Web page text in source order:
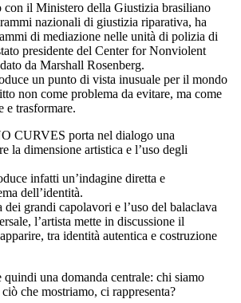
con il Ministero della Giustizia brasiliano
nazionali di giustizia riparativa, ha
di mediazione nelle unità di polizia di
presidente del Center for Nonviolent
da Marshall Rosenberg.
un punto di vista inusuale per il mondo
non come problema da evitare, ma come
e trasformare.
CURVES porta nel dialogo una
la dimensione artistica e l’uso degli
infatti un’indagine diretta e
dell’identità.
grandi capolavori e l’uso del balaclava
l’artista mette in discussione il
tra identità autentica e costruzione
quindi una domanda centrale: chi siamo
che mostriamo, ci rappresenta?